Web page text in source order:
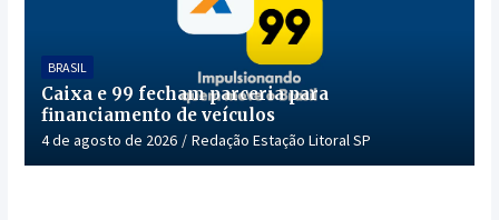
BRASIL
Caixa e 99 fecham parceria para
financiamento de veículos
4 de agosto de 2026 Redação Estação Litoral SP